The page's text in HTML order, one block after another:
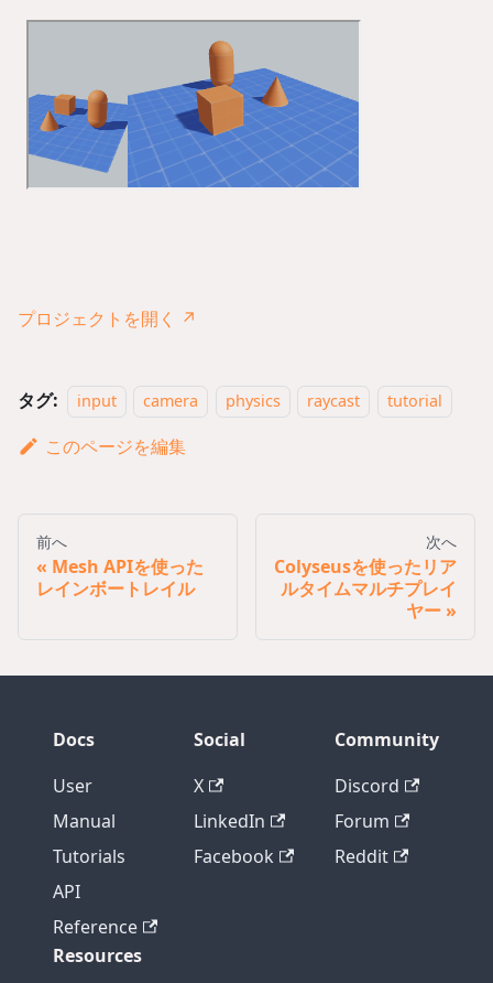
プロジェクトを開く ↗
タグ: input camera physics raycast tutorial
このページを編集
前へ
Mesh APIを使った
レインボートレイル
次へ
Colyseusを使ったリア
ルタイムマルチプレイ
ヤー
Docs
User
Manual
Tutorials
API
Reference
Social
X
LinkedIn
Facebook
Community
Discord
Forum
Reddit
Resources